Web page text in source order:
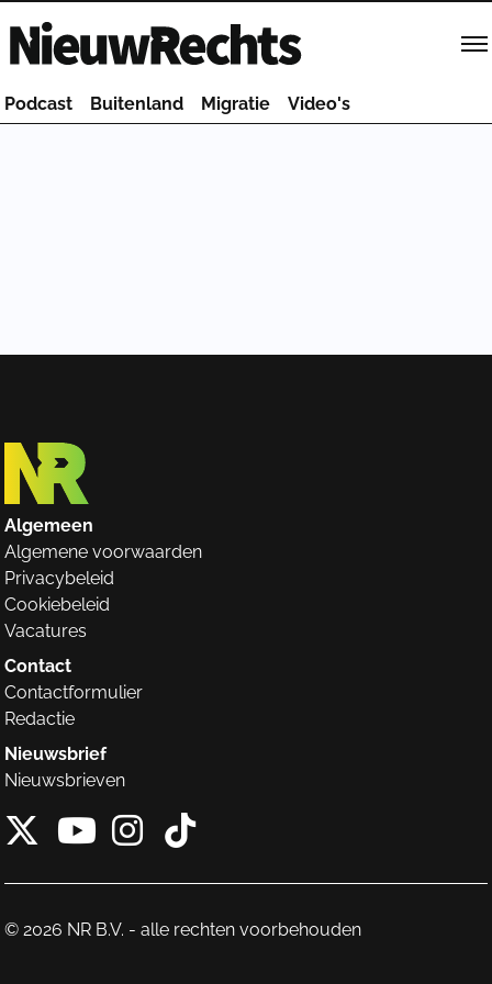
Homepage van NieuwRechts
Podcast Buitenland Migratie Video's
Algemeen
Algemene voorwaarden
Privacybeleid
Cookiebeleid
Vacatures
Contact
Contactformulier
Redactie
Nieuwsbrief
Nieuwsbrieven
X van NieuwRechts
Instagram van
Tiktok van
© 2026 NR B.V. - alle rechten voorbehouden